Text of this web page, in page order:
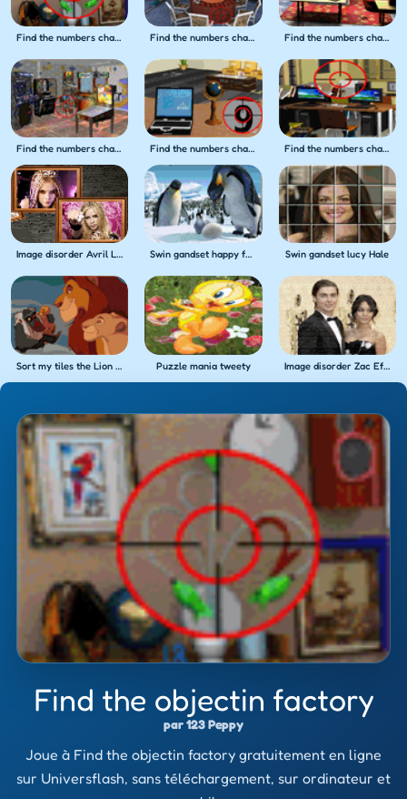
Find the objectin factory
par 123 Peppy
Joue à Find the objectin factory gratuitement en ligne
sur Universflash, sans téléchargement, sur ordinateur et
Find the numbers challenge 33 Find the numbers challenge 31 Find the numbers challenge 26
Find the numbers challenge 21 Find the numbers challenge 22 Find the numbers challenge 20
Image disorder Avril Lavigne Swin gandset happy feet Swin gandset lucy Hale
Sort my tiles the Lion King Puzzle mania tweety Image disorder Zac Efron